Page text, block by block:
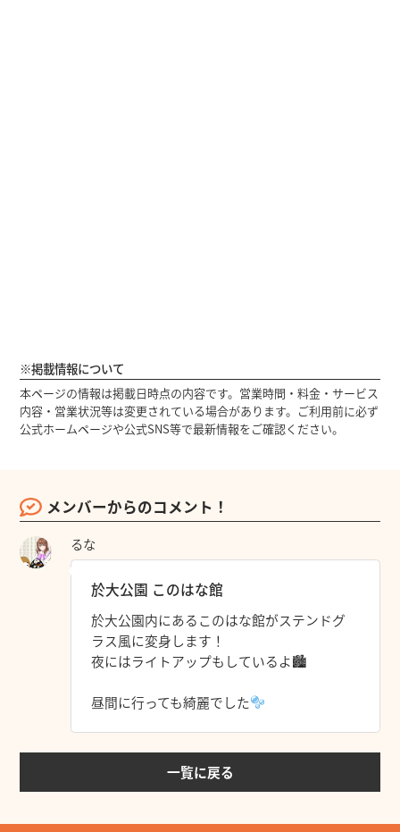
※掲載情報について
本ページの情報は掲載日時点の内容です。営業時間・料金・サービス
内容・営業状況等は変更されている場合があります。ご利用前に必ず
公式ホームページや公式SNS等で最新情報をご確認ください。
メンバーからのコメント！
るな
於大公園 このはな館
於大公園内にあるこのはな館がステンドグ
ラス風に変身します！
夜にはライトアップもしているよ🏙
昼間に行っても綺麗でした
一覧に戻る